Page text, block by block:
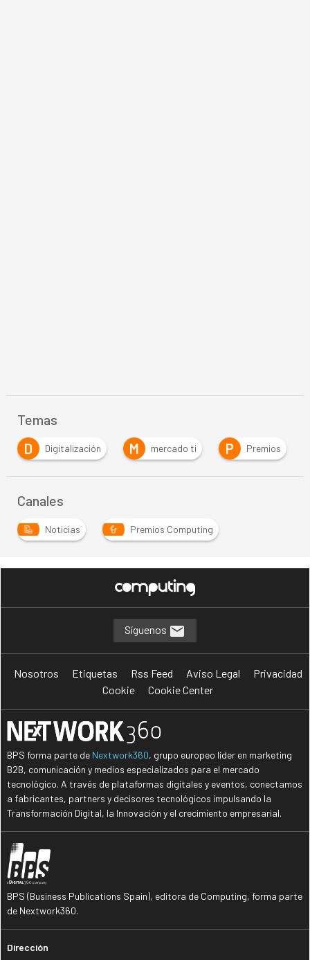
Temas
M mercado ti P Premios P premios
Canales
Noticias Premios Computing
Síguenos
Nosotros Etiquetas Rss Feed Aviso Legal
Privacidad
Cookie
Cookie Center
BPS forma parte de Nextwork360, grupo europeo líder en marketing
B2B, comunicación y medios especializados para el mercado
tecnológico. A través de plataformas digitales y eventos, conectamos
a fabricantes, partners y decisores tecnológicos impulsando la
Transformación Digital, la Innovación y el crecimiento empresarial.
BPS (Business Publications Spain), editora de Computing, forma parte
de Nextwork360.
Dirección